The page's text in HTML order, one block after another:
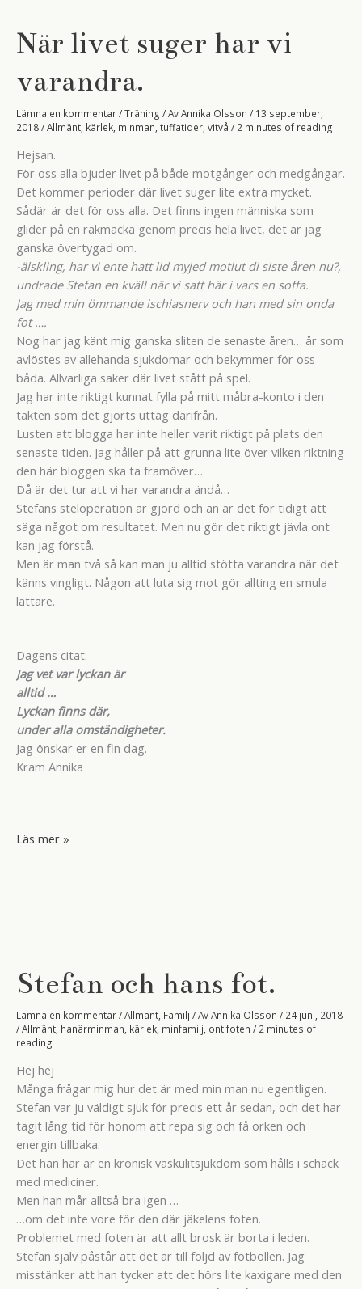
När livet suger har vi
varandra.
Lämna en kommentar/Träning / AvAnnika Olsson / 13 september,
2018/Allmänt kärlek minman tuffatider vitvå / 2 minutes of reading
Hejsan.
För oss alla bjuder livet på både motgånger och medgångar.
Det kommer perioder där livet suger lite extra mycket.
Sådär är det för oss alla. Det finns ingen människa som
glider på en räkmacka genom precis hela livet, det är jag
ganska övertygad om.
-älskling, har vi ente hatt lid myjed motlut di siste åren nu?,
undrade Stefan en kväll när vi satt här i vars en soffa.
Jag med min ömmande ischiasnerv och han med sin onda
fot ….
Nog har jag känt mig ganska sliten de senaste åren… år som
avlöstes av allehanda sjukdomar och bekymmer för oss
båda. Allvarliga saker där livet stått på spel.
Jag har inte riktigt kunnat fylla på mitt måbra-konto i den
takten som det gjorts uttag därifrån.
Lusten att blogga har inte heller varit riktigt på plats den
senaste tiden. Jag håller på att grunna lite över vilken riktning
den här bloggen ska ta framöver…
Då är det tur att vi har varandra ändå…
Stefans steloperation är gjord och än är det för tidigt att
säga något om resultatet. Men nu gör det riktigt jävla ont
kan jag förstå.
Men är man två så kan man ju alltid stötta varandra när det
känns vingligt. Någon att luta sig mot gör allting en smula
lättare.
Dagens citat:
Jag vet var lyckan är
alltid …
Lyckan finns där,
under alla omständigheter.
Jag önskar er en fin dag.
Kram Annika
När
Läs mer »
Stefan och hans fot.
Lämna en kommentar/Allmänt Familj / AvAnnika Olsson / 24 juni, 2018
/Allmänt hanärminman kärlek minfamilj ontifoten / 2 minutes of
reading
Hej hej
Många frågar mig hur det är med min man nu egentligen.
Stefan var ju väldigt sjuk för precis ett år sedan, och det har
tagit lång tid för honom att repa sig och få orken och
energin tillbaka.
Det han har är en kronisk vaskulitsjukdom som hålls i schack
med mediciner.
Men han mår alltså bra igen …
…om det inte vore för den där jäkelens foten.
Problemet med foten är att allt brosk är borta i leden.
Stefan själv påstår att det är till följd av fotbollen. Jag
misstänker att han tycker att det hörs lite kaxigare med den